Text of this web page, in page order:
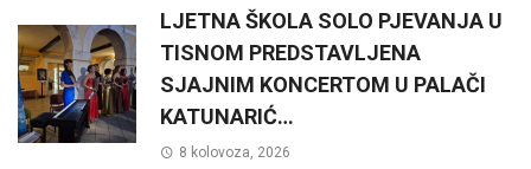
LJETNA ŠKOLA SOLO PJEVANJA U
TISNOM PREDSTAVLJENA
SJAJNIM KONCERTOM U PALAČI
KATUNARIĆ…
8 kolovoza, 2026